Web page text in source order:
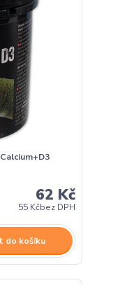
62 Kč
55 Kčbez DPH
do košíku